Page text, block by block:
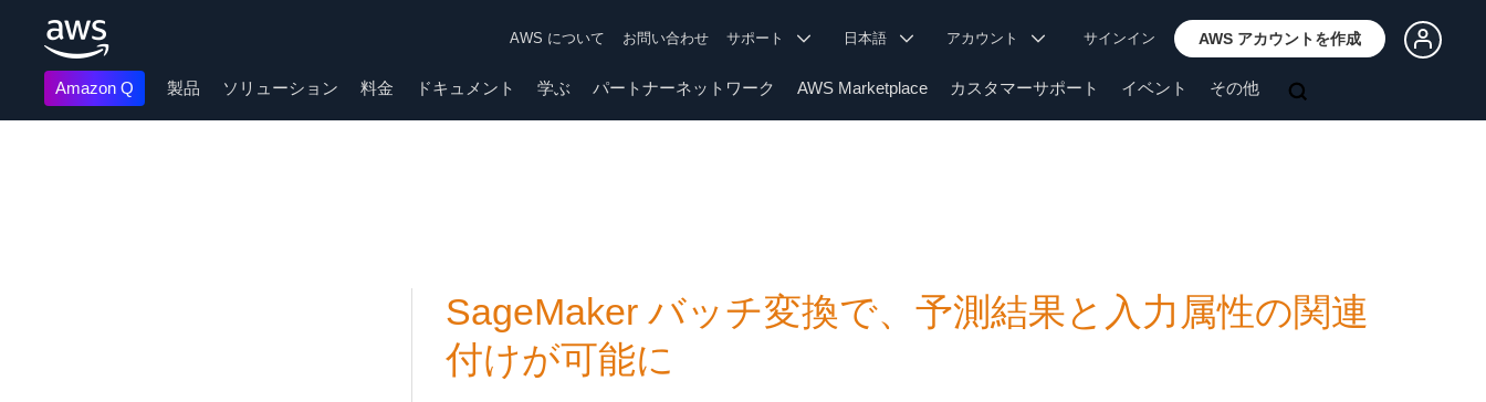
AWS について お問い合わせ サポート 日本語 アカウント サインイン AWS アカウントを作成
Amazon Q 製品 ソリューション 料金 ドキュメント 学ぶ パートナーネットワーク AWS Marketplace カスタマーサポート イベント その他
SageMaker バッチ変換で、予測結果と入力属性の関連
付けが可能に